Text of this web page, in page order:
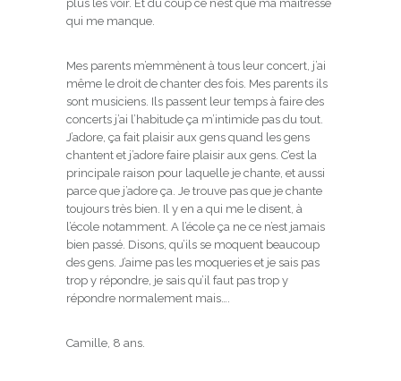
plus les voir. Et du coup ce n’est que ma maitresse
qui me manque.
Mes parents m’emmènent à tous leur concert, j’ai
même le droit de chanter des fois. Mes parents ils
sont musiciens. Ils passent leur temps à faire des
concerts j’ai l’habitude ça m’intimide pas du tout.
J’adore, ça fait plaisir aux gens quand les gens
chantent et j’adore faire plaisir aux gens. C’est la
principale raison pour laquelle je chante, et aussi
parce que j’adore ça. Je trouve pas que je chante
toujours très bien. Il y en a qui me le disent, à
l’école notamment. A l’école ça ne ce n’est jamais
bien passé. Disons, qu’ils se moquent beaucoup
des gens. J’aime pas les moqueries et je sais pas
trop y répondre, je sais qu’il faut pas trop y
répondre normalement mais….
Camille, 8 ans.